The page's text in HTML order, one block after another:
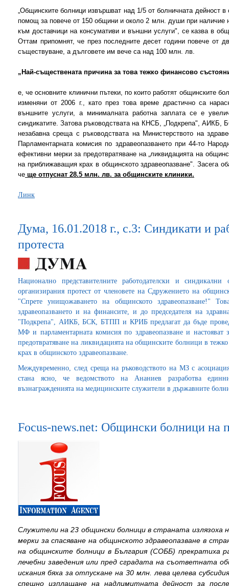
„Общинските болници извършват над 1/5 от болничната дейност в
помощ за повече от 150 общини и около 2 млн. души при наличие
към доставчици на консумативи и външни услуги", се казва в
Оттам припомнят, че през последните десет години повече от
съществуване, а дълговете им вече са над 100 млн. лв.
„Най-съществената причина за това тежко финансово
е, че основните клинични пътеки, по които работят общинските
изменяни от 2006 г., като през това време драстично са
външните услуги, а минималната работна заплата се е
синдикатите. Затова ръководствата на КНСБ, „Подкрепа",
незабавна среща с ръководствата на Министерството на
Парламентарната комисия по здравеопазването при 44-то
ефективни мерки за предотвратяване на „ликвидацията на
на приближаващия крах в общинското здравеопазване". Засега
че ще отпуснат 28.5 млн. лв. за общинските клиники.
Линк
Дума, 16.01.2018 г., с.3: Синдикати и
протеста
Национално представителните работодателски и синдикални
организирания протест от членовете на Сдружението на
"Спрете унищожаването на общинското здравеопазване!"
здравеопазването и на финансите, и до председателя на
"Подкрепа", АИКБ, БСК, БТПП и КРИБ предлагат да бъде
МФ и парламентарната комисия по здравеопазване и
предотвратяване на ликвидацията на общинските болници в
крах в общинското здравеопазване.
Междувременно, след среща на ръководството на МЗ с
стана ясно, че ведомството на Ананиев разработва
възнагражденията на медицинските служители в държавните
Focus-news.net: Общински болници на
Служители на 23 общински болници в страната
мерки за спасяване на общинското здравеопазване в
на общинските болници в България (СОББ) прекратиха
лечебни заведения или пред сградата на съответната
искания бяха за отпускане на 30 млн. лева целева
спешно изплащане на надлимитната дейност за